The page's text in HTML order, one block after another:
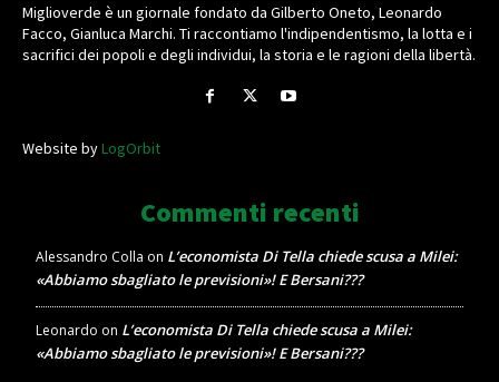
Miglioverde è un giornale fondato da Gilberto Oneto, Leonardo
Facco, Gianluca Marchi. Ti raccontiamo l'indipendentismo, la lotta e i
sacrifici dei popoli e degli individui, la storia e le ragioni della libertà.
Website byLogOrbit
Commenti recenti
Alessandro Colla on L’economista Di Tella chiede scusa a Milei:
«Abbiamo sbagliato le previsioni»! E Bersani???
Leonardo on L’economista Di Tella chiede scusa a Milei:
«Abbiamo sbagliato le previsioni»! E Bersani???